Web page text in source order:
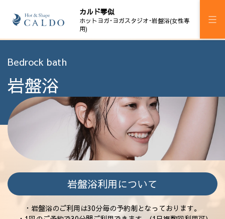
カルド琴似
ホットヨガ･ヨガスタジオ･岩盤浴(女性専
用)
施設案内
プログラム
スケジュール
マシンピラティス
岩盤浴
ウェルチケ
法人会員
Bedrock bath
岩盤浴
岩盤浴利用について
・岩盤浴のご利用は30分毎の予約制となっております。